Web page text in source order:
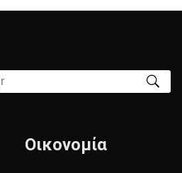
Οικονομία